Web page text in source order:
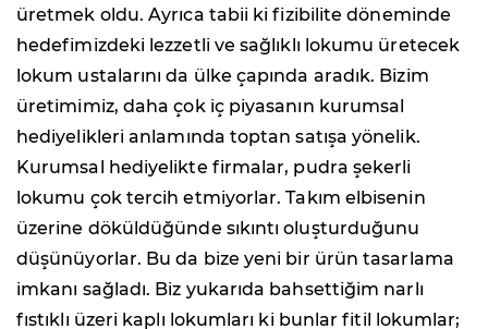
üretmek oldu. Ayrıca tabii ki fizibilite döneminde
hedefimizdeki lezzetli ve sağlıklı lokumu üretecek
lokum ustalarını da ülke çapında aradık. Bizim
üretimimiz, daha çok iç piyasanın kurumsal
hediyelikleri anlamında toptan satışa yönelik.
Kurumsal hediyelikte firmalar, pudra şekerli
lokumu çok tercih etmiyorlar. Takım elbisenin
üzerine döküldüğünde sıkıntı oluşturduğunu
düşünüyorlar. Bu da bize yeni bir ürün tasarlama
imkanı sağladı. Biz yukarıda bahsettiğim narlı
fıstıklı üzeri kaplı lokumları ki bunlar fitil lokumlar;